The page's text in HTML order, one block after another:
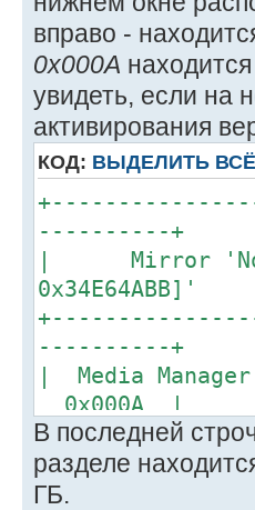
| Unit
512 |
|
32 |
|
255 v
-----------+
|
|
| |0x0000 [V503-
Slot 0 LD |
| |0x0001
Disk 1 DDG |
|
вправо -
0x000A
увидеть, если на
активирования
КОД: ВЫДЕЛИТЬ ВСЁ
----------+
| Mirror 'Non-
----------+
| Media
0x000A |
|
Yes |
|
В последней
разделе
ГБ.